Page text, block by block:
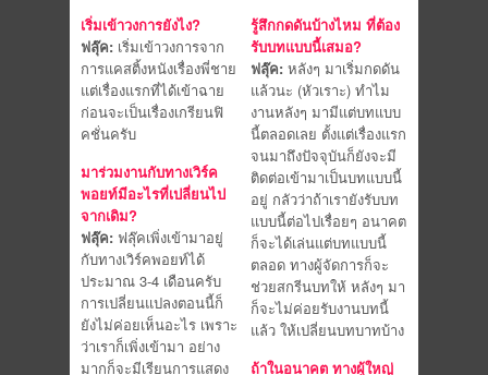
เริ่มเข้าวงการยังไง?
ฟลุ๊ค: เริ่มเข้าวงการจาก
การแคสติ้งหนังเรื่องพี่ชาย
แต่เรื่องแรกที่ได้เข้าฉาย
ก่อนจะเป็นเรื่องเกรียนฟิ
คชั่นครับ
มาร่วมงานกับทางเวิร์ค
พอยท์มีอะไรที่เปลี่ยนไป
จากเดิม?
ฟลุ๊ค: ฟลุ๊คเพิ่งเข้ามาอยู่
กับทางเวิร์คพอยท์ได้
ประมาณ 3-4 เดือนครับ
การเปลี่ยนแปลงตอนนี้ก็
ยังไม่ค่อยเห็นอะไร เพราะ
ว่าเราก็เพิ่งเข้ามา อย่าง
มากก็จะมีเรียนการแสดง
รู้สึกกดดันบ้างไหม ที่ต้อง
รับบทแบบนี้เสมอ?
ฟลุ๊ค: หลังๆ มาเริ่มกดดัน
แล้วนะ (หัวเราะ) ทำไม
งานหลังๆ มามีแต่บทแบบ
นี้ตลอดเลย ตั้งแต่เรื่องแรก
จนมาถึงปัจจุบันก็ยังจะมี
ติดต่อเข้ามาเป็นบทแบบนี้
อยู่ กลัวว่าถ้าเรายังรับบท
แบบนี้ต่อไปเรื่อยๆ อนาคต
ก็จะได้เล่นแต่บทแบบนี้
ตลอด ทางผู้จัดการก็จะ
ช่วยสกรีนบทให้ หลังๆ มา
ก็จะไม่ค่อยรับงานบทนี้
แล้ว ให้เปลี่ยนบทบาทบ้าง
ถ้าในอนาคต ทางผู้ใหญ่